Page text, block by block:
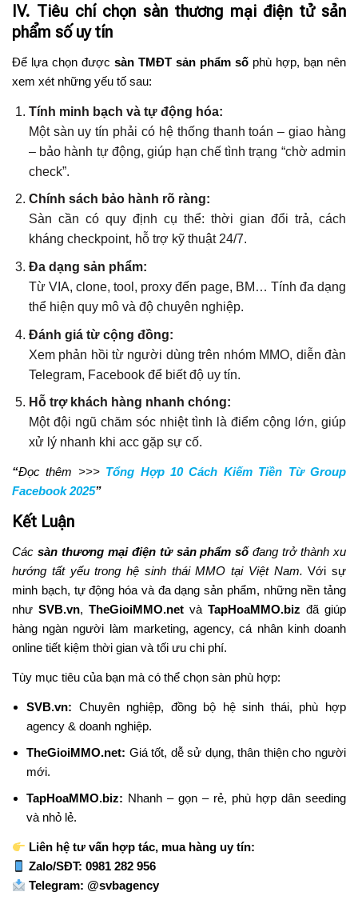
IV. Tiêu chí chọn sàn thương mại điện tử sản
phẩm số uy tín
Để lựa chọn được sàn TMĐT sản phẩm số phù hợp, bạn nên
xem xét những yếu tố sau:
Tính minh bạch và tự động hóa:
Một sàn uy tín phải có hệ thống thanh toán – giao hàng
– bảo hành tự động, giúp hạn chế tình trạng “chờ admin
check”.
Chính sách bảo hành rõ ràng:
Sàn cần có quy định cụ thể: thời gian đổi trả, cách
kháng checkpoint, hỗ trợ kỹ thuật 24/7.
Đa dạng sản phẩm:
Từ VIA, clone, tool, proxy đến page, BM… Tính đa dạng
thể hiện quy mô và độ chuyên nghiệp.
Đánh giá từ cộng đồng:
Xem phản hồi từ người dùng trên nhóm MMO, diễn đàn
Telegram, Facebook để biết độ uy tín.
Hỗ trợ khách hàng nhanh chóng:
Một đội ngũ chăm sóc nhiệt tình là điểm cộng lớn, giúp
xử lý nhanh khi acc gặp sự cố.
“Đọc thêm >>> Tổng Hợp 10 Cách Kiếm Tiền Từ Group
Facebook 2025”
Kết Luận
Các sàn thương mại điện tử sản phẩm sốđang trở thành xu
hướng tất yếu trong hệ sinh thái MMO tại Việt Nam. Với sự
minh bạch, tự động hóa và đa dạng sản phẩm, những nền tảng
như SVB.vn, TheGioiMMO.net và TapHoaMMO.biz đã giúp
hàng ngàn người làm marketing, agency, cá nhân kinh doanh
online tiết kiệm thời gian và tối ưu chi phí.
Tùy mục tiêu của bạn mà có thể chọn sàn phù hợp:
SVB.vn: Chuyên nghiệp, đồng bộ hệ sinh thái, phù hợp
agency & doanh nghiệp.
TheGioiMMO.net: Giá tốt, dễ sử dụng, thân thiện cho người
mới.
TapHoaMMO.biz: Nhanh – gọn – rẻ, phù hợp dân seeding
và nhỏ lẻ.
Liên hệ tư vấn hợp tác, mua hàng uy tín:
Zalo/SĐT: 0981 282 956
Telegram: @svbagency